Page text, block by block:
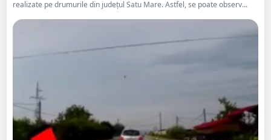
realizate pe drumurile din județul Satu Mare. Astfel, se poate observ...